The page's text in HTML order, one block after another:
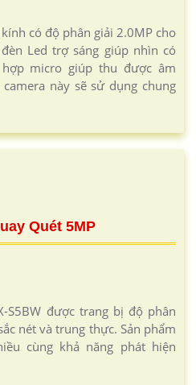
có độ phân giải 2.0MP cho
Led trợ sáng giúp nhìn có
micro giúp thu được âm
này sẽ sử dụng chung
Quét 5MP
S5BW được trang bị độ phân
nét và trung thực. Sản phẩm
cùng khả năng phát hiện